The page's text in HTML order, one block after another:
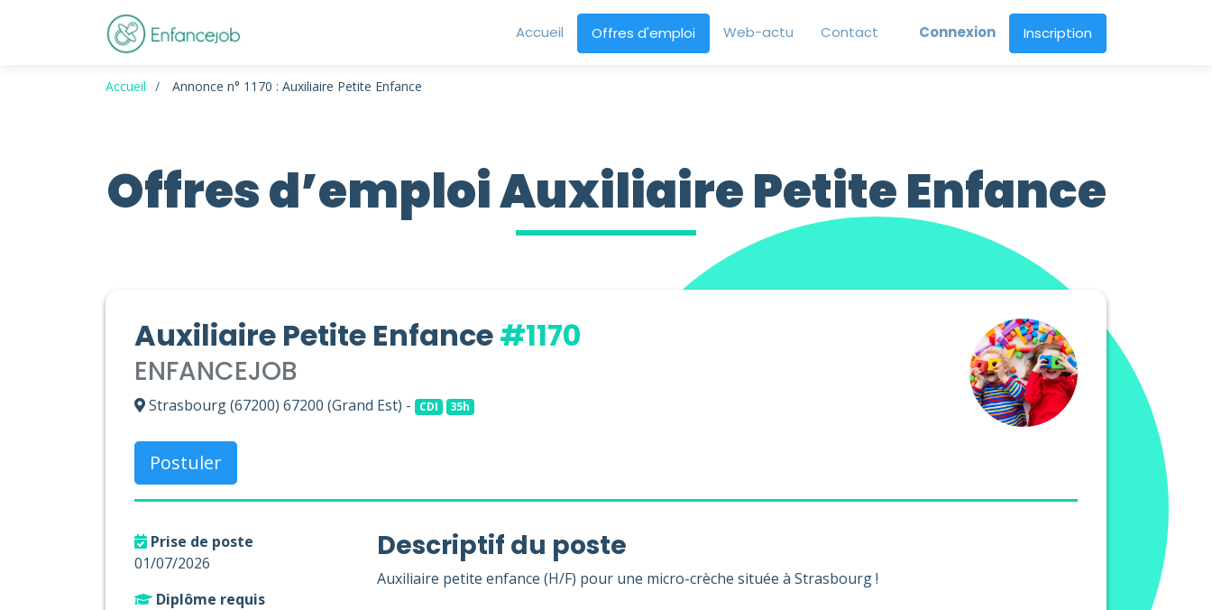
Accueil Offres d'emploi Web-actu Contact Connexion Inscription
Accueil Annonce n° 1170 : Auxiliaire Petite Enfance
Offres d’emploi Auxiliaire Petite Enfance
Auxiliaire Petite Enfance#1170
ENFANCEJOB
Strasbourg (67200) 67200 (Grand Est) - CDI 35h
Postuler
Prise de poste
01/07/2026
Diplôme requis
Descriptif du poste
Auxiliaire petite enfance (H/F) pour une micro-crèche située à Strasbourg !